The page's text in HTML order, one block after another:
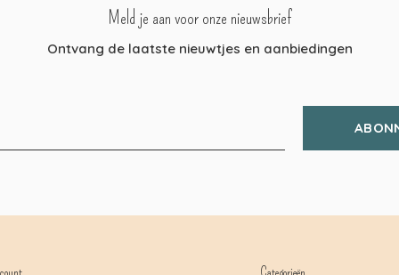
Meld je aan voor onze nieuwsbrief
Ontvang de laatste nieuwtjes en aanbiedingen